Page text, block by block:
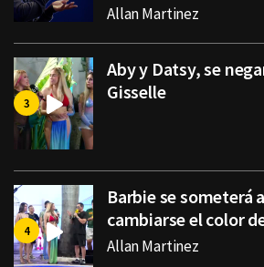
Allan Martinez
Aby y Datsy, se
Gisselle
Barbie se someterá
cambiarse el color
Allan Martinez